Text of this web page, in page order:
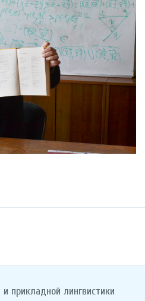
прикладной лингвистики